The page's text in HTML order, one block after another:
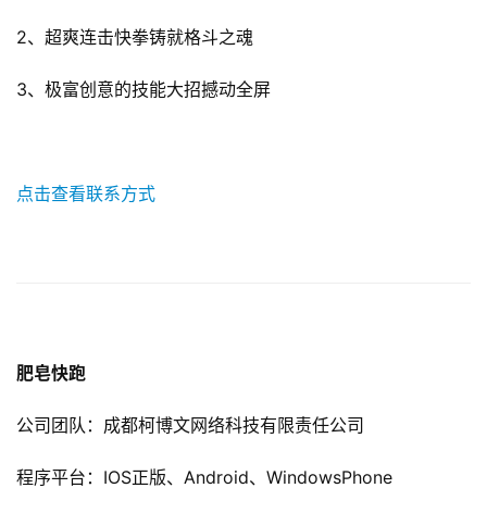
海
站
文
2、超爽连击快拳铸就格斗之魂
3、极富创意的技能大招撼动全屏
点击查看联系方式
肥皂快跑
公司团队：成都柯博文网络科技有限责任公司
程序平台：IOS正版、Android、WindowsPhone